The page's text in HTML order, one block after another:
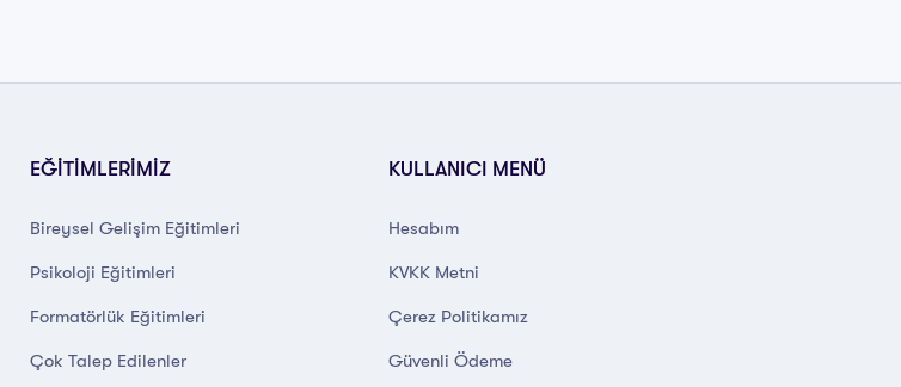
EĞİTİMLERİMİZ
Bireysel Gelişim Eğitimleri
Psikoloji Eğitimleri
Formatörlük Eğitimleri
Çok Talep Edilenler
KULLANICI MENÜ
Hesabım
KVKK Metni
Çerez Politikamız
Güvenli Ödeme